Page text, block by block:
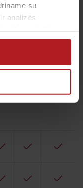
su
analizės